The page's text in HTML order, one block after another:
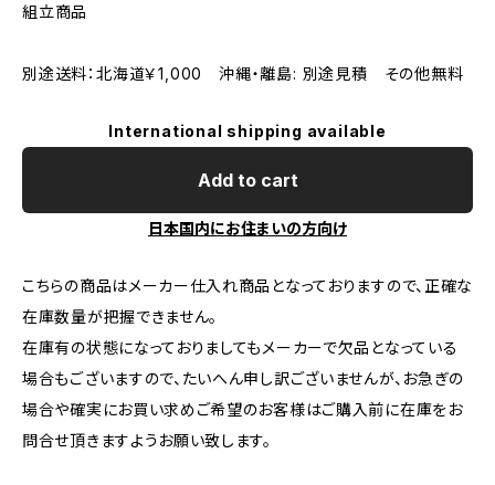
組立商品
別途送料：北海道￥1,000 沖縄・離島: 別途見積 その他無料
International shipping available
Add to cart
日本国内にお住まいの方向け
こちらの商品はメーカー仕入れ商品となっておりますので、正確な
在庫数量が把握できません。
在庫有の状態になっておりましてもメーカーで欠品となっている
場合もございますので、たいへん申し訳ございませんが、お急ぎの
場合や確実にお買い求めご希望のお客様はご購入前に在庫をお
問合せ頂きますようお願い致します。